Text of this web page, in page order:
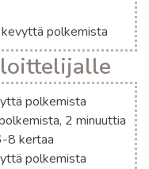
polkemista
polkemista
2 minuuttia
8 kertaa
polkemista